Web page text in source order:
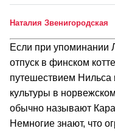
Наталия Звенигородская
Если при упоминании
отпуск в финском
путешествием Нильса
культуры в
обычно называют
Немногие знают, что